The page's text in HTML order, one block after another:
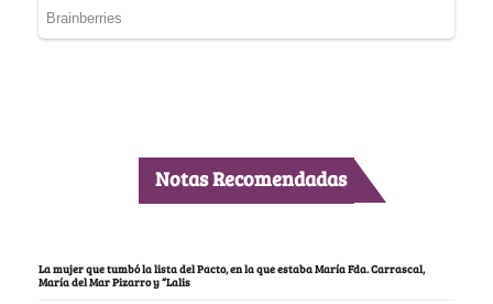
Notas Recomendadas
La mujer que tumbó la lista del Pacto, en la que estaba María Fda. Carrascal,
María del Mar Pizarro y “Lalis